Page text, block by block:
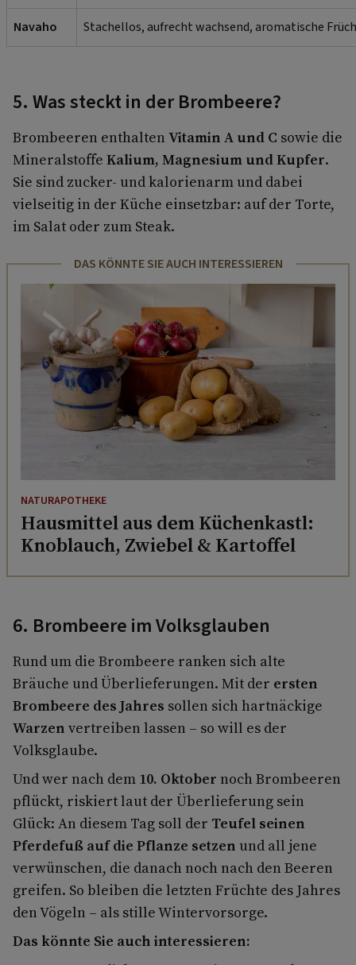
Navaho Stachellos, aufrecht wachsend, aromatische
5. Was steckt in der Brombeere?
Brombeeren enthalten Vitamin A und C sowie die
Mineralstoffe Kalium, Magnesium und Kupfer.
Sie sind zucker- und kalorienarm und dabei
vielseitig in der Küche einsetzbar: auf der Torte,
im Salat oder zum Steak.
DAS KÖNNTE SIE AUCH INTERESSIEREN
NATURAPOTHEKE
Hausmittel aus dem Küchenkastl:
Knoblauch, Zwiebel & Kartoffel
6. Brombeere im Volksglauben
Rund um die Brombeere ranken sich alte
Bräuche und Überlieferungen. Mit der ersten
Brombeere des Jahres sollen sich hartnäckige
Warzen vertreiben lassen – so will es der
Volksglaube.
Und wer nach dem 10. Oktober noch Brombeeren
pflückt, riskiert laut der Überlieferung sein
Glück: An diesem Tag soll der Teufel seinen
Pferdefuß auf die Pflanze setzen und all jene
verwünschen, die danach noch nach den Beeren
greifen. So bleiben die letzten Früchte des Jahres
den Vögeln – als stille Wintervorsorge.
Das könnte Sie auch interessieren: